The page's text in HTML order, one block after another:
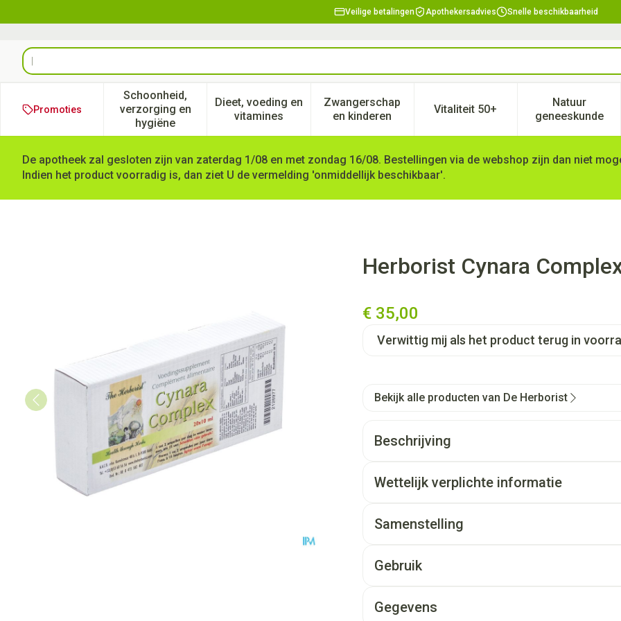
Veilige betalingen Apothekersadvies Snelle beschikbaarheid
Product, merk, categorie...
Promoties
Schoonheid,
verzorging en
hygiëne
Toon submenu voor Schoonheid, verzorging en hygiëne categorie
Dieet, voeding en
vitaminesToon submenu voor Dieet, voeding en vitamines categorie
Zwangerschap
en kinderenToon submenu voor Zwangerschap en kinderen
Vitaliteit 50+Toon submenu voor Vitaliteit
Natuur
geneeskunde
Toon
De apotheek zal gesloten zijn van zaterdag 1/08 en met zondag 16/08. Bestellingen via de webshop zijn dan niet
Indien het product voorradig is, dan ziet U de vermelding 'onmiddellijk beschikbaar'.
Herborist Cynara Complex Amp 20x10ml 0716
Herborist Cynara
€ 35,00
Verwittig mij als het product terug in
Bekijk alle producten van De Herborist
Beschrijving
Wettelijk verplichte informatie
Samenstelling
Gebruik
Gegevens